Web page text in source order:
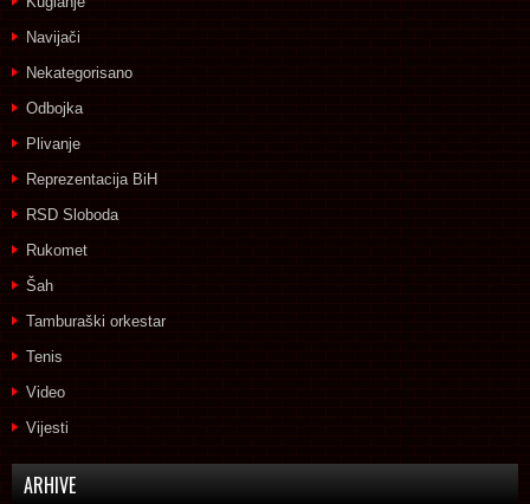
Navijači
Nekategorisano
Odbojka
Plivanje
Reprezentacija BiH
RSD Sloboda
Rukomet
Šah
Tamburaški orkestar
Tenis
Video
Vijesti
ARHIVE